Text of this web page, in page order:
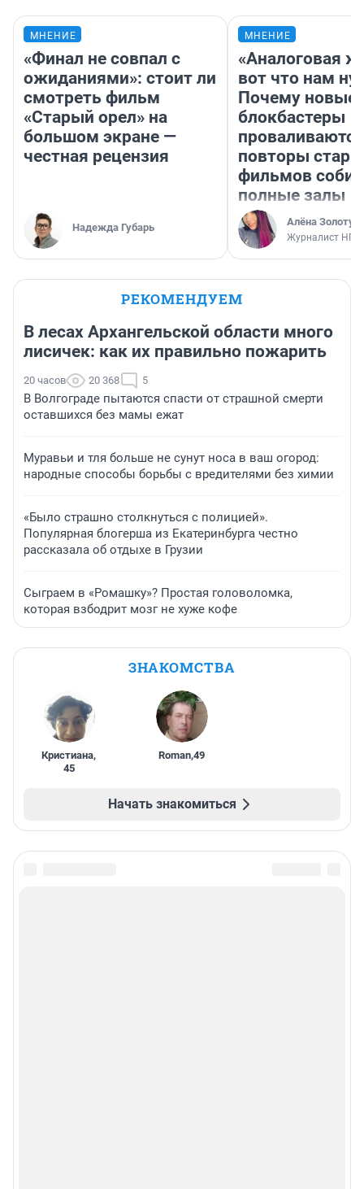
МНЕНИЕ
«Финал не совпал с
ожиданиями»: стоит ли
смотреть фильм
«Старый орел» на
большом экране —
честная рецензия
Надежда Губарь
МНЕНИЕ
«Аналоговая
вот что нам
Почему новые
блокбастеры
повторы
фильмов
полные залы
Алёна
Журналист НГС
РЕКОМЕНДУЕМ
В лесах Архангельской области много
лисичек: как их правильно пожарить
20 часов 20 368 5
В Волгограде пытаются спасти от страшной смерти
оставшихся без мамы ежат
Муравьи и тля больше не сунут носа в ваш огород:
народные способы борьбы с вредителями без химии
«Было страшно столкнуться с полицией».
Популярная блогерша из Екатеринбурга честно
рассказала об отдыхе в Грузии
Сыграем в «Ромашку»? Простая головоломка,
которая взбодрит мозг не хуже кофе
ЗНАКОМСТВА
Кристиана,
45
Roman,49
Начать знакомиться